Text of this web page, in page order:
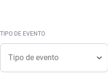
TIPO DE EVENTO
Tipo de evento
Tipo de evento